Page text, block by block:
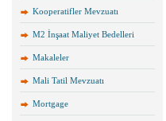
Kooperatifler Mevzuatı
M2 İnşaat Maliyet Bedelleri
Makaleler
Mali Tatil Mevzuatı
Mortgage